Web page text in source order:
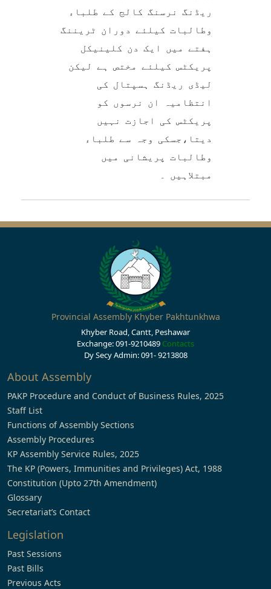
ریڈنگ نرسنگ کالج کے طلباء
وطالبات کیلئے دوران ٹریننگ
ہفتے میں ایک دن کلینیکل
پریکٹس کیلئے مختص ہے لیکن
لیڈی ریڈنگ ہسپتال کی
انتظامیہ ان نرسوں کو
پریکٹس کی اجازت نہیں
دیتا،جسکی وجہ سے طلباء
وطالبات پریشانی میں
مبتلاہیں ۔
Provincial Assembly Khyber Pakhtunkhwa
Khyber Road, Cantt, Peshawar
Exchange: 091-9210489 Contacts
Dy Secy Admin: 091- 9213808
About Assembly
PAKP Procedure and Conduct of Business Rules, 2025
Staff List
Functions of Assembly Sections
Assembly Procedures
KP Assembly Service Rules, 2025
The KP (Powers, Immunities and Privileges) Act, 1988
Constitution (Upto 27th Amendment)
Glossary
Secretariat’s Contact
Legislation
Past Sessions
Past Bills
Previous Acts